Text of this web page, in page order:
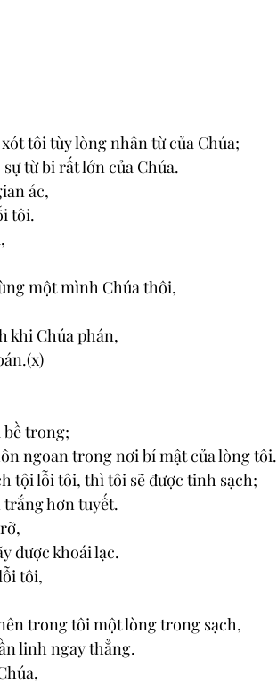
tôi tùy lòng nhân từ của Chúa;
từ bi rất lớn của Chúa.
ác,
tôi.
một mình Chúa thôi,
khi Chúa phán,
bề trong;
ngoan trong nơi bí mật của lòng tôi.
tội lỗi tôi, thì tôi sẽ được tinh sạch;
trắng hơn tuyết.
được khoái lạc.
tôi,
trong tôi một lòng trong sạch,
linh ngay thẳng.